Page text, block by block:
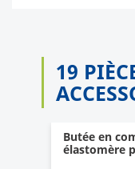
19
Butée en
élastomère